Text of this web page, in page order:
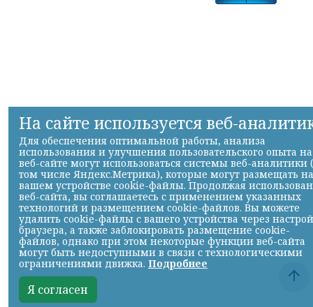
На сайте используется веб-
Для обеспечения оптимальной работы, анализа
использования и улучшения пользовательского опыта на
веб-сайте могут использоваться системы веб-аналитики
том числе Яндекс.Метрика), которые могут размещать на
вашем устройстве cookie-файлы. Продолжая
веб-сайта, вы соглашаетесь с применением указанных
технологий и размещением cookie-файлов. Вы можете
удалить cookie-файлы с вашего устройства через
браузера, а также заблокировать размещение cookie-
файлов, однако при этом некоторые функции веб-сайта
могут быть недоступными в связи с технологическими
ограничениями движка. Подробнее
Я согласен